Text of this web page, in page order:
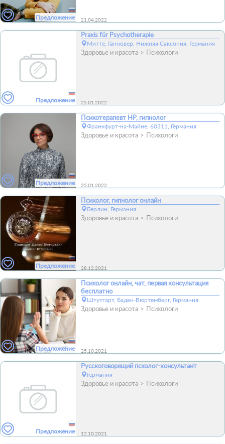
Предложение 21.04.2022
Предложение
Praxis für Psychotherapie
Митте, Ганновер, Нижняя Саксония, Германия
Здоровье и красота Психологи
25.01.2022
Предложение
Психотерапевт HP, гипнолог
Франкфурт-на-Майне, 60311, Германия
Здоровье и красота Психологи
25.01.2022
Предложение
Психолог, гипнолог онлайн
Берлин, Германия
Здоровье и красота Психологи
28.12.2021
Предложение
Психолог онлайн, чат, первая консультация
бесплатно
Штутгарт, Баден-Вюртемберг, Германия
Здоровье и красота Психологи
25.10.2021
Предложение
Русскоговорящий псхолог-консультант
Германия
Здоровье и красота Психологи
12.10.2021